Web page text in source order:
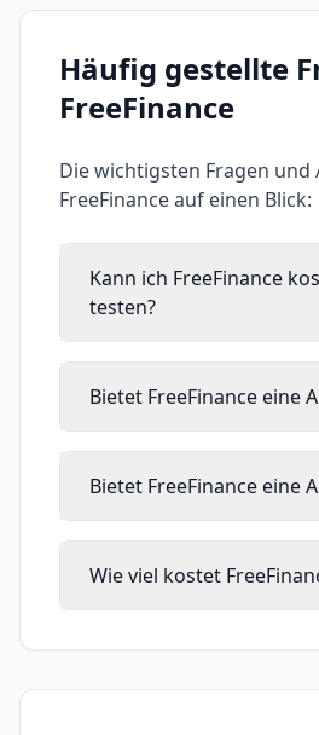
Häufig gestellte
FreeFinance
Die wichtigsten Fragen
FreeFinanceauf einen Blick:
Kann ich FreeFinance
testen?
Bietet FreeFinance eine
Bietet FreeFinance eine
Wie viel kostet